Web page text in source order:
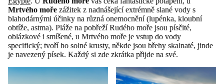
Mrtvého moře zážitek z nadnášející extrémně slané vody s
blahodárnými účinky na různá onemocnění (lupénka, kloubní
obtíže, astma). Pláže na pobřeží Rudého moře jsou písčité,
oblázkové i smíšené, u Mrtvého moře je vstup do vody
specifický; tvoří ho solné krusty, někde jsou břehy skalnaté, jinde
je navezený písek. Každý si zde zkrátka přijde na své.